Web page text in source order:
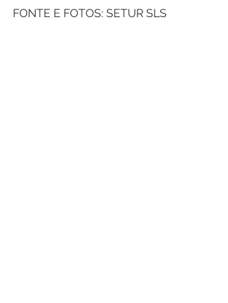
FONTE E FOTOS: SETUR SLS